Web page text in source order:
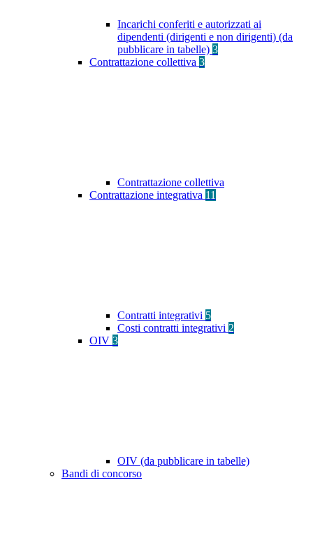
Incarichi conferiti e autorizzati ai
dipendenti (dirigenti e non dirigenti) (da
pubblicare in tabelle) 3
Contrattazione collettiva 3
Contrattazione collettiva
Contrattazione integrativa 11
Contratti integrativi 5
Costi contratti integrativi 2
OIV 3
OIV (da pubblicare in tabelle)
Bandi di concorso